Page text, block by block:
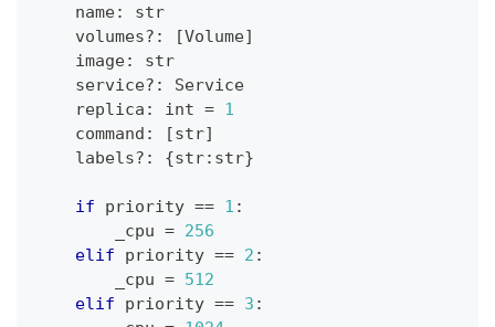
    name
:
str
    volumes
? : [Volume]
    image
:
str
    service
? :
Service
    replica
: int = 1
    command
: [str]
    labels
? : {str: str}
if priority == 1 :
        _cpu
= 256
elif priority == 2 :
        _cpu
= 512
elif priority == 3 :